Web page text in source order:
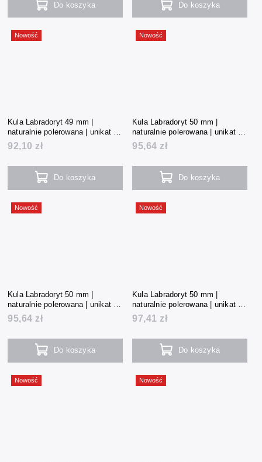
Do koszyka Do koszyka
Nowość
Kula Labradoryt 49 mm |
naturalnie polerowana | unikat |
173 g | Madagaskar
92,10 zł
Do koszyka
Nowość
Kula Labradoryt 50 mm |
naturalnie polerowana | unikat |
178 g | Madagaskar
95,64 zł
Do koszyka
Nowość
Kula Labradoryt 50 mm |
naturalnie polerowana | unikat |
180 g | Madagaskar
95,64 zł
Do koszyka
Nowość
Kula Labradoryt 50 mm |
naturalnie polerowana | unikat |
182 g | Madagaskar
97,41 zł
Do koszyka
Nowość Nowość